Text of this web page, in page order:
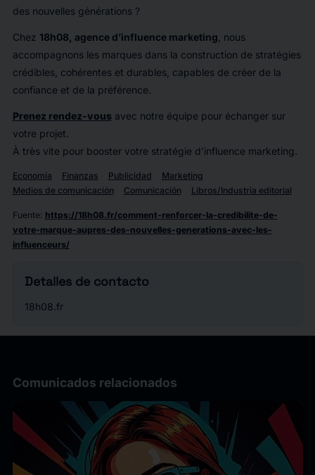
des nouvelles générations ?
Chez 18h08, agence d’influence marketing , nous
accompagnons les marques dans la construction de stratégies
crédibles, cohérentes et durables, capables de créer de la
confiance et de la préférence.
Prenez rendez-vousavec notre équipe pour échanger sur
votre projet.
À très vite pour booster votre stratégie d’influence marketing.
Economía Finanzas Publicidad
Marketing
Medios de comunicación
Comunicación Libros/Industria editorial
Fuente: https://18h08.fr/comment-renforcer-la-credibilite-de-
votre-marque-aupres-des-nouvelles-generations-avec-les-
influenceurs/
Detalles de contacto
18h08.fr
Comunicados relacionados